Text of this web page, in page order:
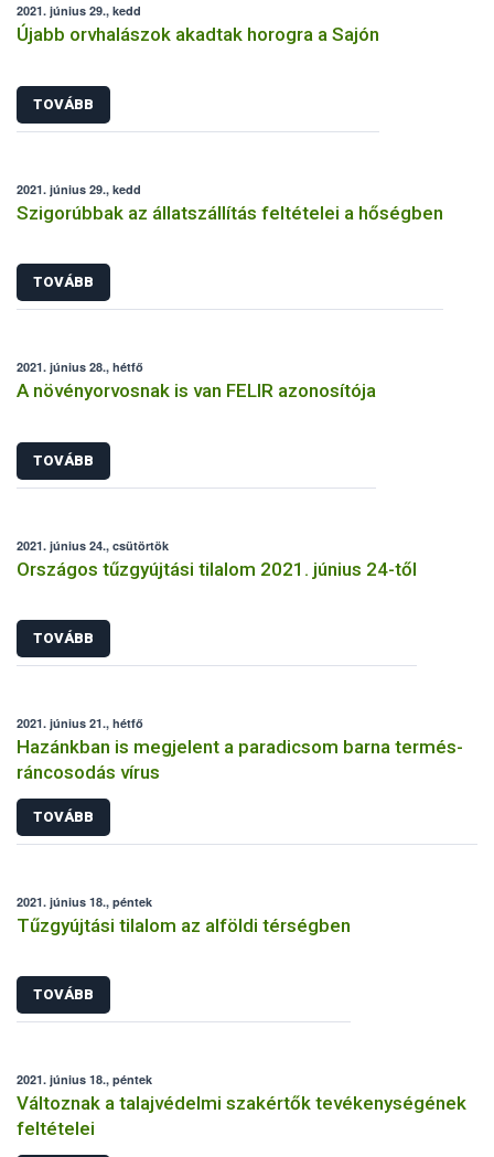
2021. június 29., kedd
Újabb orvhalászok akadtak horogra a Sajón
TOVÁBB
2021. június 29., kedd
Szigorúbbak az állatszállítás feltételei a hőségben
TOVÁBB
2021. június 28., hétfő
A növényorvosnak is van FELIR azonosítója
TOVÁBB
2021. június 24., csütörtök
Országos tűzgyújtási tilalom 2021. június 24-től
TOVÁBB
2021. június 21., hétfő
Hazánkban is megjelent a paradicsom barna termés-
ráncosodás vírus
TOVÁBB
2021. június 18., péntek
Tűzgyújtási tilalom az alföldi térségben
TOVÁBB
2021. június 18., péntek
Változnak a talajvédelmi szakértők tevékenységének
feltételei